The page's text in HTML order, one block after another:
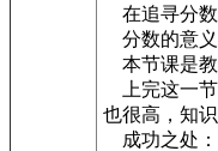
在追寻分数
分数的意义
本节课是教
上完这一节
也很高，知
成功之处：